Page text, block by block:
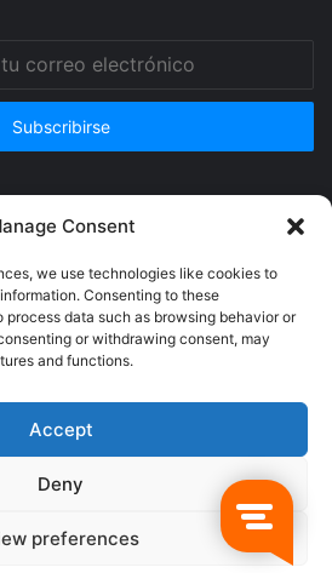
Consent
we use technologies like cookies to
Consenting to these
data such as browsing behavior or
or withdrawing consent, may
and functions.
Accept
Deny
preferences
los derechos reservados @Crucerum |
TwitterYouTubeInstagram